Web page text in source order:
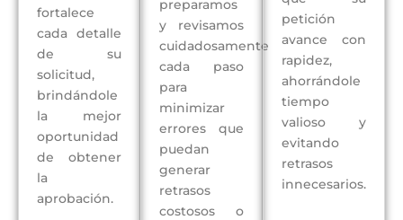
fortalece
cada detalle
de su
solicitud,
brindándole
la mejor
oportunidad
de obtener
la
aprobación.
preparamos
y revisamos
cuidadosamente
cada paso
para
minimizar
errores que
puedan
generar
retrasos
costosos o
petición
avance con
rapidez,
ahorrándole
tiempo
valioso y
evitando
retrasos
innecesarios.